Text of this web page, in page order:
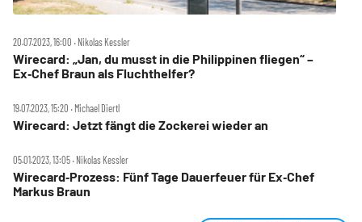
20.07.2023, 16:00 ‧ Nikolas Kessler
Wirecard: „Jan, du musst in die Philippinen fliegen“ –
Ex‑Chef Braun als Fluchthelfer?
19.07.2023, 15:20 ‧ Michael Diertl
Wirecard: Jetzt fängt die Zockerei wieder an
05.01.2023, 13:05 ‧ Nikolas Kessler
Wirecard‑Prozess: Fünf Tage Dauerfeuer für Ex‑Chef
Markus Braun